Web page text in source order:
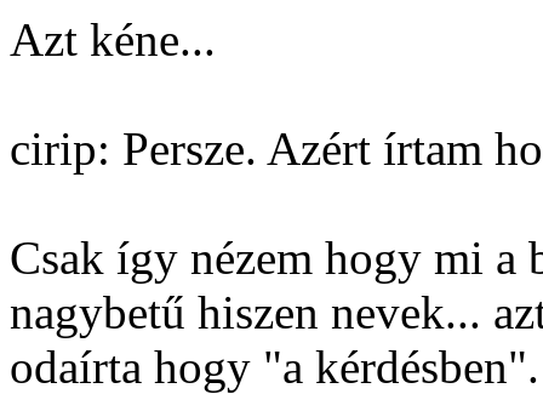
Azt kéne...
cirip: Persze. Azért írtam
Csak így nézem hogy mi a
nagybetű hiszen nevek...
odaírta hogy "a